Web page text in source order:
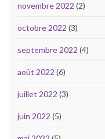
novembre 2022 (2)
octobre 2022 (3)
septembre 2022 (4)
août 2022 (6)
juillet 2022 (3)
juin 2022 (5)